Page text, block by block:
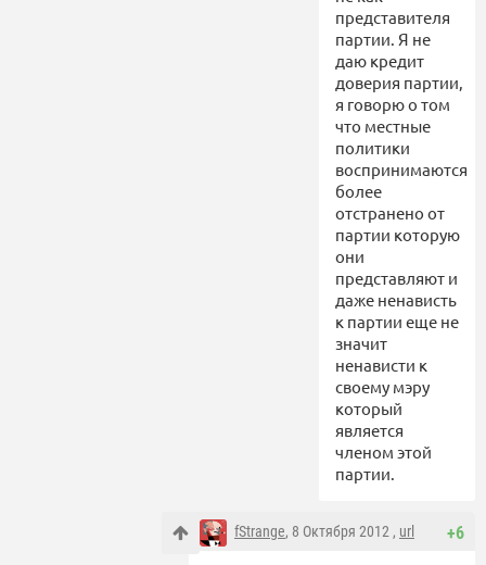
представителя
партии. Я не
даю кредит
доверия партии,
я говорю о том
что местные
политики
воспринимаются
более
отстранено от
партии которую
они
представляют и
даже ненависть
к партии еще не
значит
ненависти к
своему мэру
который
является
членом этой
партии.
+6
fStrange, 8 Октября 2012 , url